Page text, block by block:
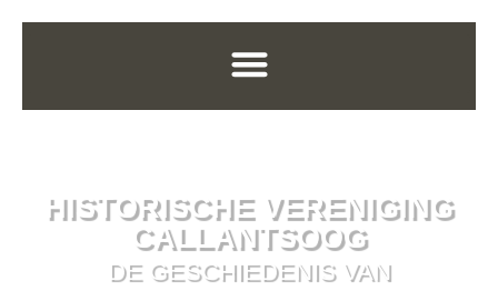
HISTORISCHE VERENIGING
CALLANTSOOG
DE GESCHIEDENIS VAN